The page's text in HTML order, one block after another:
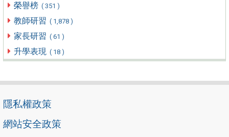
榮譽榜 ( 351 )
教師研習 ( 1,878 )
家長研習 ( 61 )
升學表現 ( 18 )
隱私權政策
網站安全政策